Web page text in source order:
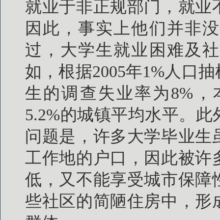
就业于非正规部门，就
因此，事实上他们并非
过，大学生就业困难及
如，根据2005年1%人口
生的调查失业率为8%，
5.2%的城镇平均水平。
问题是，许多大学毕业
工作地的户口，因此被许
低，又不能享受城市保障
些社区的简陋住房中，形